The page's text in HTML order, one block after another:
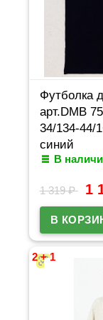
Футболка
арт.DMB
34/134-44/
синий
В
1 319₽ 1
2 + 1